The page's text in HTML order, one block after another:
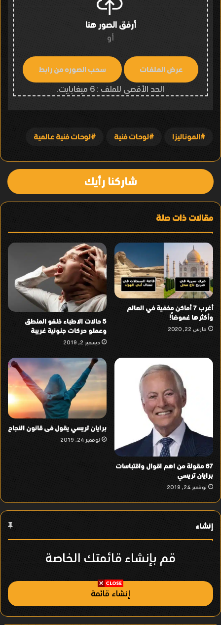
أرفق الصور هنا
أو
الحد الأقصى للملف : 6 ميغابايت.
الموناليزا لوحات فنية لوحات فنية عالمية
شاركنا رأيك
مقالات ذات صلة
أغرب 7 أماكن مخفية في العالم
وأكثرها غموضاً!
مارس 22, 2020
5 حالات الاطباء خلفو المنطق
وعملو حركات جنونية غريبة
ديسمبر 2, 2019
67 مقولة من اهم اقوال واقتباسات
برايان تريسي
نوفمبر 24, 2019
برايان تريسي يقول فى قانون النجاح
نوفمبر 24, 2019
إنشاء
قم بإنشاء قائمتك الخاصة
إنشاء قائمة